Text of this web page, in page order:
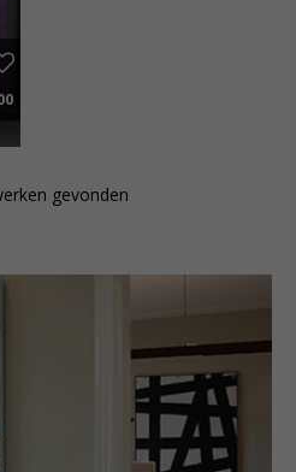
gevonden